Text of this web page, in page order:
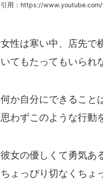
引用：https://
女性は寒い中、店先で
いてもたってもいられ
何か自分にできること
思わずこのような行動
彼女の優しくて勇気あ
ちょっぴり切なくちょ